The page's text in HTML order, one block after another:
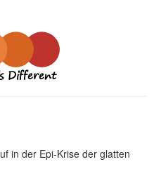
Different
in der Epi-Krise der glatten